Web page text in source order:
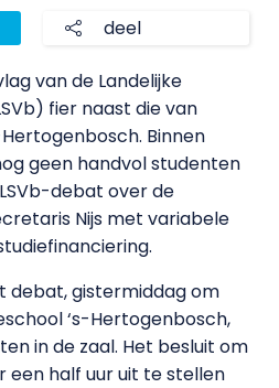
deel
van de Landelijke
fier naast die van
Binnen
geen handvol studenten
debat over de
Nijs met variabele
debat, gistermiddag om
‘s-Hertogenbosch,
in de zaal. Het besluit om
een half uur uit te stellen